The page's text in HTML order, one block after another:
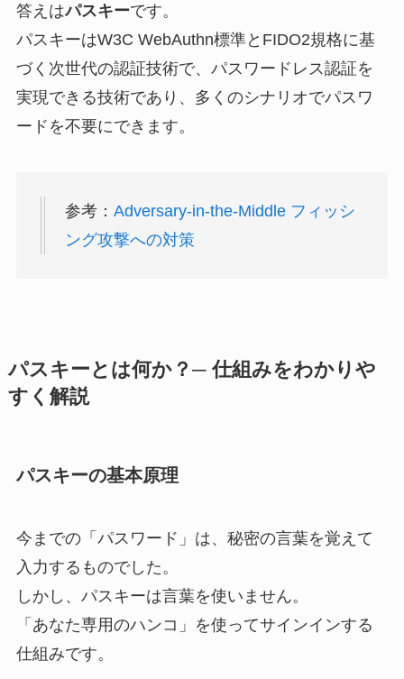
答えはパスキーです。
パスキーはW3C WebAuthn標準とFIDO2規格に基
づく次世代の認証技術で、パスワードレス認証を
実現できる技術であり、多くのシナリオでパスワ
ードを不要にできます。
参考： Adversary-in-the-Middle フィッシ
ング攻撃への対策
パスキーとは何か？─ 仕組みをわかりや
すく解説
パスキーの基本原理
今までの「パスワード」は、秘密の言葉を覚えて
入力するものでした。
しかし、パスキーは言葉を使いません。
「あなた専用のハンコ」を使ってサインインする
仕組みです。